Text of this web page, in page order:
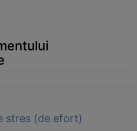
stres (de efort)